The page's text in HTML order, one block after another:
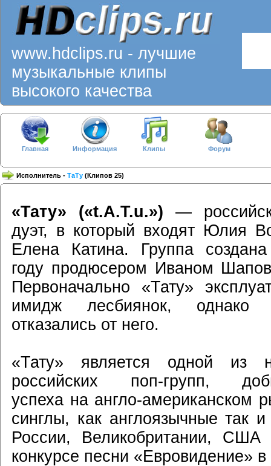
www.hdclips.ru - лучшие
музыкальные клипы
высокого качества
Главная Информация Клипы Форум
Исполнитель - ТаТу (Клипов 25)
«Тату» («t.A.T.u.») —
дуэт, в который входят Юлия
Елена Катина. Группа
году продюсером Иваном
Первоначально «Тату»
имидж лесбиянок, однако
отказались от него.
«Тату» является одной из
российских поп-групп,
успеха на англо-американском
синглы, как англоязычные так
России, Великобритании, США
конкурсе песни «Евровидение»